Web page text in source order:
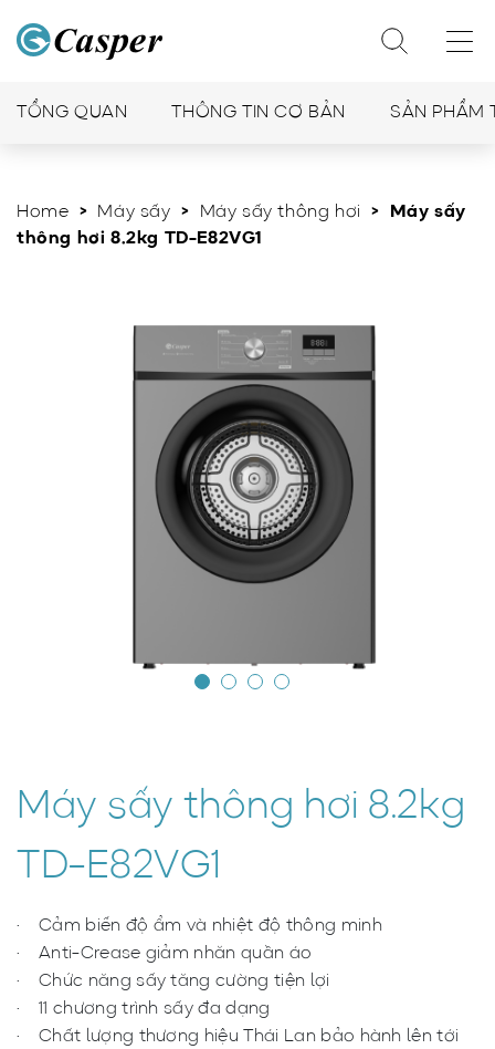
TỔNG QUAN THÔNG TIN CƠ BẢN SẢN PHẨM
Home > Máy sấy > Máy sấy thông hơi
> Máy sấy
thông hơi 8.2kg TD-E82VG1
Máy sấy thông hơi 8.2kg
TD-E82VG1
Cảm biến độ ẩm và nhiệt độ thông minh
Anti-Crease giảm nhăn quần áo
Chức năng sấy tăng cường tiện lợi
11 chương trình sấy đa dạng
Chất lượng thương hiệu Thái Lan​ bảo hành lên tới